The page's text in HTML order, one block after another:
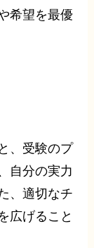
希望を最優
、受験のプ
自分の実力
、適切なチ
広げること